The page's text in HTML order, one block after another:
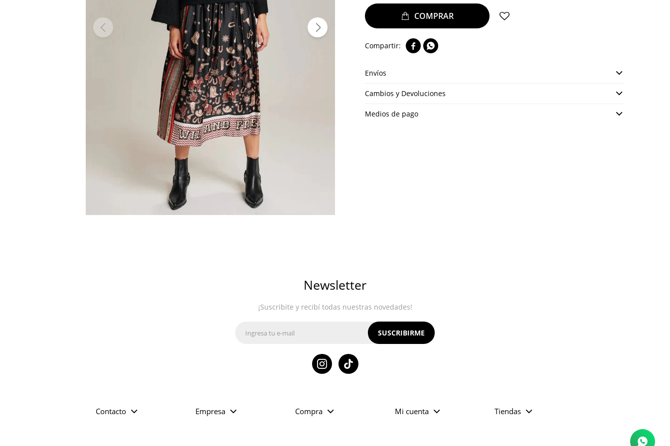
 
Envíos
Cambios y Devoluciones
Medios de pago
Contacto Empresa Compra Mi cuenta Tiendas
Newsletter
¡Suscribite y recibí todas nuestras novedades!
SUSCRIBIRME
